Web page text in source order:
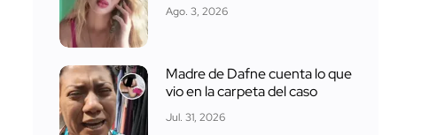
Ago. 3, 2026
Madre de Dafne cuenta lo que
vio en la carpeta del caso
Jul. 31, 2026